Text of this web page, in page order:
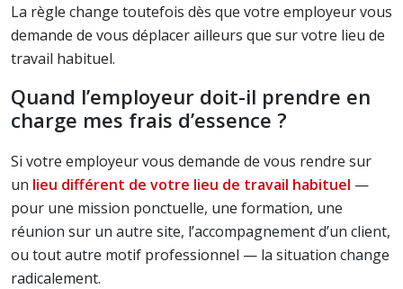
La règle change toutefois dès que votre employeur vous
demande de vous déplacer ailleurs que sur votre lieu de
travail habituel.
Quand l’employeur doit-il prendre en
charge mes frais d’essence ?
Si votre employeur vous demande de vous rendre sur
un lieu différent de votre lieu de travail habituel —
pour une mission ponctuelle, une formation, une
réunion sur un autre site, l’accompagnement d’un client,
ou tout autre motif professionnel — la situation change
radicalement.